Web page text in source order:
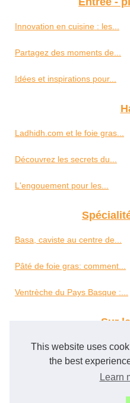
This website uses
the best
Learn
Innovation en cuisine : les...
Partagez des moments de...
Idées et inspirations pour...
Ladhidh.com et le foie gras...
Découvrez les secrets du...
L'engouement pour les...
Basa, caviste au centre de...
Pâté de foie gras: comment...
Ventrèche du Pays Basque :...
Sur
Meilleur du Chef : votre...
Explorons le monde du Foie...